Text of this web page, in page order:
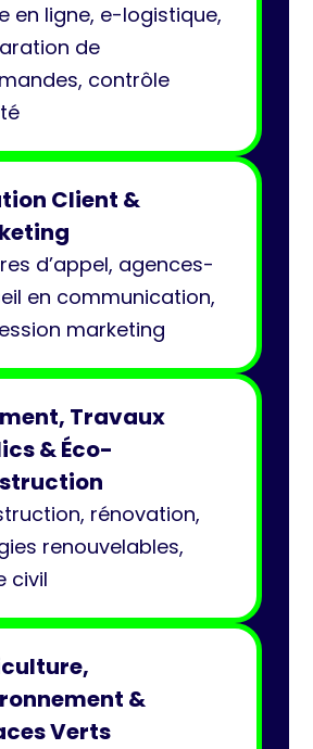
en ligne, e-logistique,
de
contrôle
Client &
d’appel, agences-
en communication,
marketing
Travaux
& Éco-
rénovation,
renouvelables,
civil
&
Verts